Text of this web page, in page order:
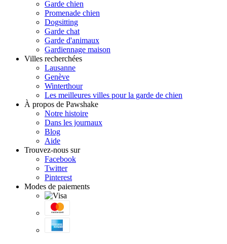
Garde chien
Promenade chien
Dogsitting
Garde chat
Garde d'animaux
Gardiennage maison
Villes recherchées
Lausanne
Genève
Winterthour
Les meilleures villes pour la garde de chien
À propos de Pawshake
Notre histoire
Dans les journaux
Blog
Aide
Trouvez-nous sur
Facebook
Twitter
Pinterest
Modes de paiements